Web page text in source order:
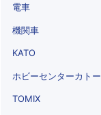
電車
機関車
KATO
ホビーセンターカトー
TOMIX